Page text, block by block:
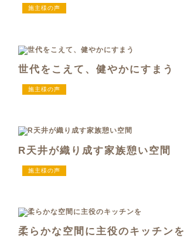
施主様の声
世代をこえて、健やかにすまう
施主様の声
R天井が織り成す家族憩い空間
施主様の声
柔らかな空間に主役のキッチンを